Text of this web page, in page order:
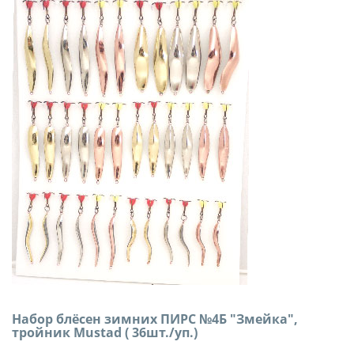
Набор блёсен зимних ПИРС №4Б "Змейка",
тройник Mustad ( 36шт./уп.)